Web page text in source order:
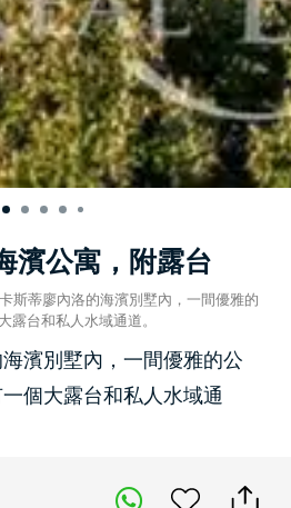
濱公寓，附露台
斯蒂廖內洛的海濱別墅內，一間優雅的
台和私人水域通道。
濱別墅內，一間優雅的公
個大露台和私人水域通